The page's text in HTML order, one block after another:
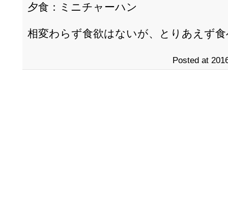
夕食：ミニチャーハン
相変わらず食欲はないが、とりあえず
Posted at